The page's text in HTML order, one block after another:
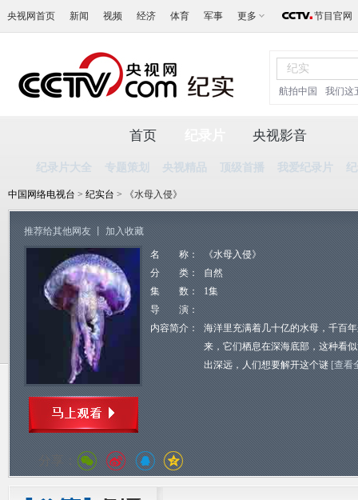
央视网首页 新闻 视频 经济 体育 军事 更多 节目官网
航拍中国 我们这
首页
纪录片大全 专题策划 央视精品 顶级首播 我爱纪录片
央视影音
中国网络电视台 > 纪实台 > 《水母入侵》
推荐给其他网友 加入收藏
名 称：
《水母入侵》
分 类：
自然
集 数：
1集
导 演：
内容简介：
海洋里充满着几十亿的水母，千百
来，它们栖息在深海底部，这种看
出深远，人们想要解开这个谜 [查看
分享：